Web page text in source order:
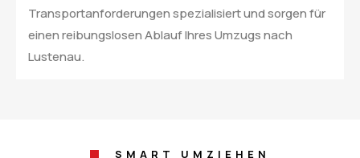
Transportanforderungen spezialisiert und sorgen für
einen reibungslosen Ablauf Ihres Umzugs nach
Lustenau.
SMART UMZIEHEN